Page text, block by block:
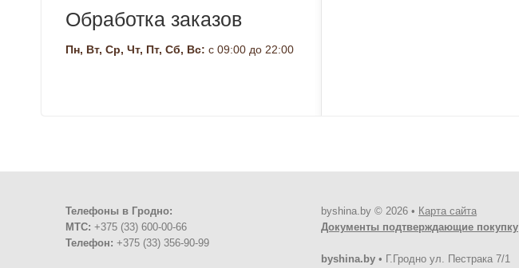
Обработка заказов
Пн, Вт, Ср, Чт, Пт, Сб, Вс: с 09:00 до 22:00
Телефоны в Гродно:
МТС: +375 (33) 600-00-66
Телефон: +375 (33) 356-90-99
byshina.by © 2026 • Карта сайта
Документы подтверждающие покупку
byshina.by • Г.Гродно ул. Пестрака 7/1